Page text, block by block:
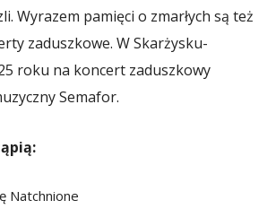
Wyrazem pamięci o zmarłych są też
zaduszkowe. W Skarżysku-
roku na koncert zaduszkowy
Semafor.
Natchnione